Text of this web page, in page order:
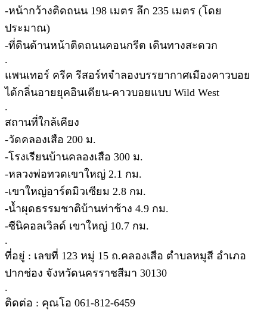
-หน้ากว้างติดถนน 198 เมตร ลึก 235 เมตร (โดย
ประมาณ)
-ที่ดินด้านหน้าติดถนนคอนกรีต เดินทางสะดวก
.
แพนเทอร์ ครีค รีสอร์ทจำลองบรรยากาศเมืองคาวบอย
ได้กลิ่นอายยุคอินเดียน-คาวบอยแบบ Wild West
.
สถานที่ใกล้เคียง
-วัดคลองเสือ 200 ม.
-โรงเรียนบ้านคลองเสือ 300 ม.
-หลวงพ่อทวดเขาใหญ่ 2.1 กม.
-เขาใหญ่อาร์ตมิวเซียม 2.8 กม.
-น้ำผุดธรรมชาติบ้านท่าช้าง 4.9 กม.
-ซีนิคอลเวิลด์ เขาใหญ่ 10.7 กม.
.
ที่อยู่ : เลขที่ 123 หมู่ 15 ถ.คลองเสือ ตำบลหมูสี อำเภอ
ปากช่อง จังหวัดนครราชสีมา 30130
.
ติดต่อ : คุณโอ 061-812-6459